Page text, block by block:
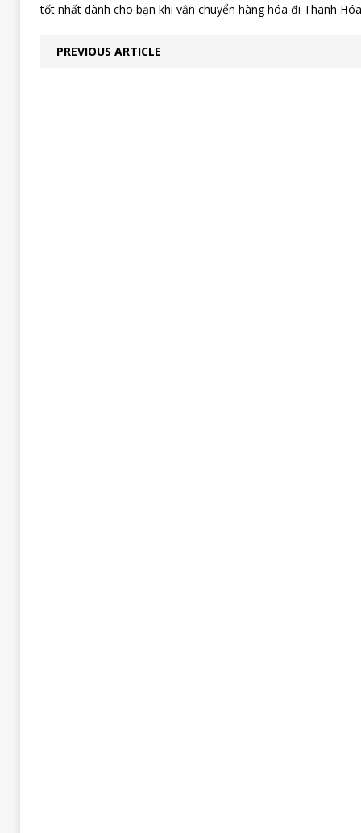
tốt nhất dành cho bạn khi vận chuyển hàng hóa đi Thanh
PREVIOUS ARTICLE